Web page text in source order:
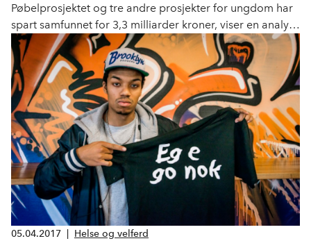
Pøbelprosjektet og tre andre prosjekter for ungdom har
spart samfunnet for 3,3 milliarder kroner, viser en analyse
fra DNV GL.
05.04.2017 Helse og velferd